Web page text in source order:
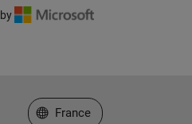
Sélectionner un site web
France